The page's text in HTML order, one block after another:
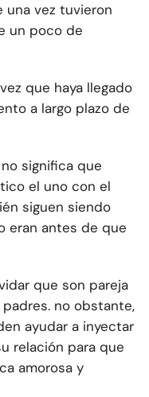
vez tuvieron
un poco de
que haya llegado
a largo plazo de
significa que
el uno con el
siguen siendo
eran antes de que
que son pareja
no obstante,
ayudar a inyectar
relación para que
amorosa y